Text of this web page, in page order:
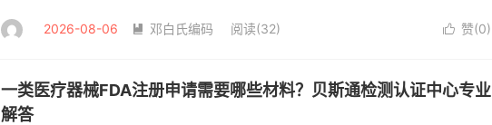
美国...
 赞(0)
2026-08-06  邓白氏编码 阅读(32)
一类医疗器械FDA注册申请需要哪些材料？贝斯通检测认证中心专业
解答